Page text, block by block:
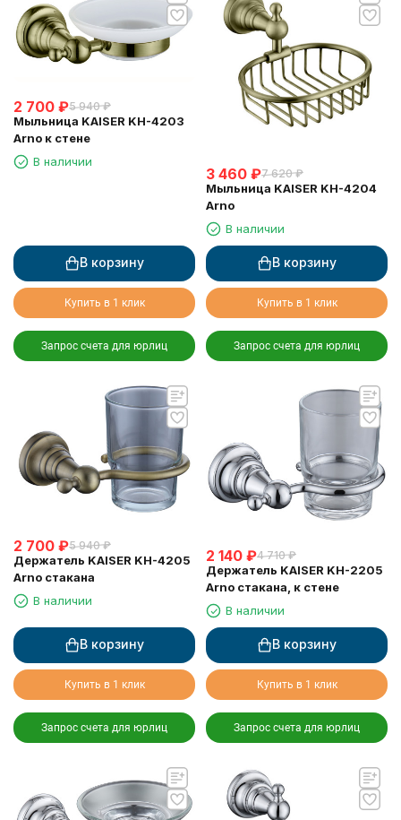
2 700 ₽5 940 ₽
Мыльница KAISER KH-4203
Arno к стене
В наличии
В корзину
Купить в 1 клик
Запрос счета для юрлиц
3 460 ₽7 620 ₽
Мыльница KAISER KH-4204
Arno
В наличии
В корзину
Купить в 1 клик
Запрос счета для юрлиц
2 700 ₽5 940 ₽
Держатель KAISER KH-4205
Arno стакана
В наличии
В корзину
Купить в 1 клик
Запрос счета для юрлиц
2 140 ₽4 710 ₽
Держатель KAISER KH-2205
Arno стакана, к стене
В наличии
В корзину
Купить в 1 клик
Запрос счета для юрлиц